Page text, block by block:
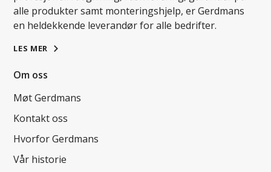
alle produkter samt monteringshjelp, er Gerdmans
en heldekkende leverandør for alle bedrifter.
LES MER
Om oss
Møt Gerdmans
Kontakt oss
Hvorfor Gerdmans
Vår historie